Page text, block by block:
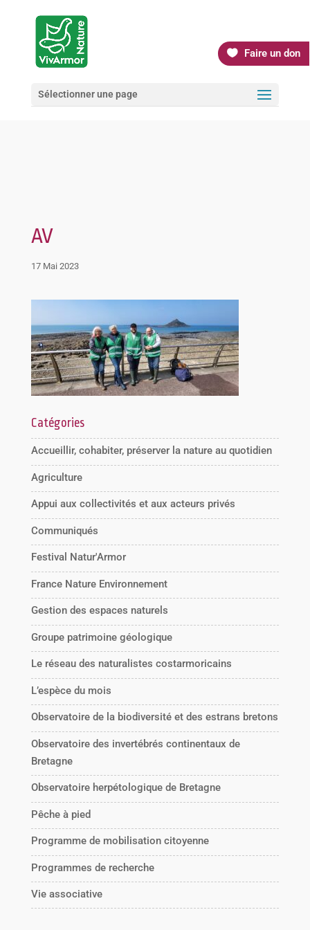
Faire un don
Sélectionner une page
AV
17 Mai 2023
Catégories
Accueillir, cohabiter, préserver la nature au quotidien
Agriculture
Appui aux collectivités et aux acteurs privés
Communiqués
Festival Natur'Armor
France Nature Environnement
Gestion des espaces naturels
Groupe patrimoine géologique
Le réseau des naturalistes costarmoricains
L’espèce du mois
Observatoire de la biodiversité et des estrans bretons
Observatoire des invertébrés continentaux de
Bretagne
Observatoire herpétologique de Bretagne
Pêche à pied
Programme de mobilisation citoyenne
Programmes de recherche
Vie associative